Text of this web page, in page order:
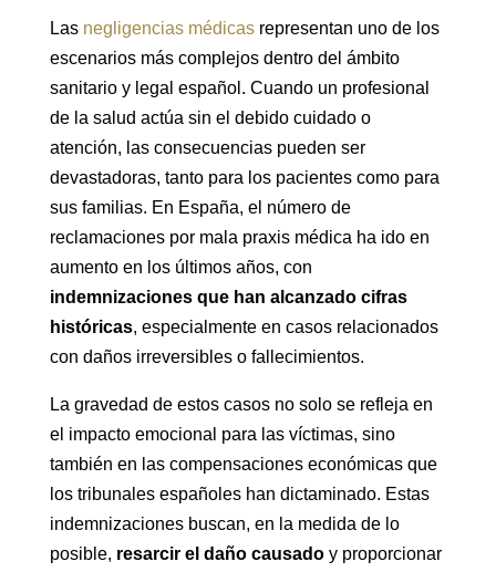
Lasnegligencias médicasrepresentan uno de los
escenarios más complejos dentro del ámbito
sanitario y legal español. Cuando un profesional
de la salud actúa sin el debido cuidado o
atención, las consecuencias pueden ser
devastadoras, tanto para los pacientes como para
sus familias. En España, el número de
reclamaciones por mala praxis médica ha ido en
aumento en los últimos años, con
indemnizaciones que han alcanzado cifras
históricas, especialmente en casos relacionados
con daños irreversibles o fallecimientos.
La gravedad de estos casos no solo se refleja en
el impacto emocional para las víctimas, sino
también en las compensaciones económicas que
los tribunales españoles han dictaminado. Estas
indemnizaciones buscan, en la medida de lo
posible, resarcir el daño causadoy proporcionar